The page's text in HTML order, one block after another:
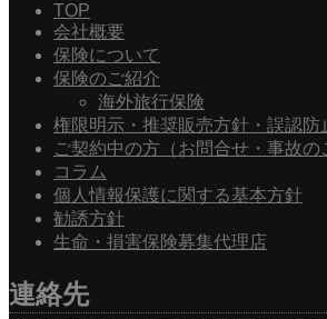
TOP
会社概要
保険について
保険のご紹介
海外旅行保険
権限明示・推奨販売方針・誤認防
ご契約中の方（お問合せ・事故の
コラム
個人情報保護に関する基本方針
勧誘方針
生命・損害保険募集代理店
連絡先